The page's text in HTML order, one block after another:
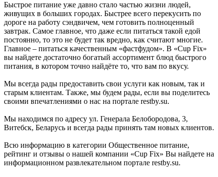
Быстрое питание уже давно стало частью жизни людей,
живущих в больших городах. Быстрее всего перекусить по
дороге на работу сэндвичем, чем готовить полноценный
завтрак. Самое главное, что даже если питаться такой едой
постоянно, то это не будет так вредно, как считают многие.
Главное – питаться качественным «фастфудом». В «Cup Fix»
вы найдете достаточно богатый ассортимент блюд быстрого
питания, в котором точно найдёте то, что вам по вкусу.
Мы всегда рады предоставить свои услуги как новым, так и
старым клиентам. Также, мы будем рады, если вы поделитесь
своими впечатлениями о нас на портале restby.su.
Мы находимся по адресу ул. Генерала Белобородова, 3,
Витебск, Беларусь и всегда рады принять там новых клиентов.
Всю информацию в категории Общественное питание,
рейтинг и отзывы о нашей компании «Cup Fix» Вы найдете на
информационном развлекательном портале restby.su.